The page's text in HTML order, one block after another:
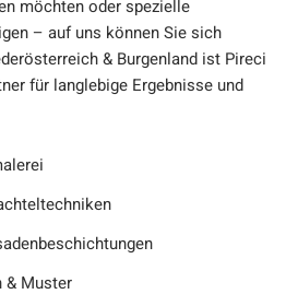
möchten oder spezielle
– auf uns können Sie sich
& Burgenland ist Pireci
für langlebige Ergebnisse und
& Muster